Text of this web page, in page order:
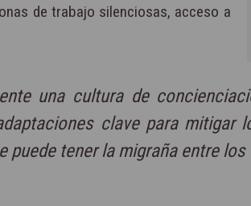
de trabajo silenciosas, acceso a
una cultura de
clave para mitigar
puede tener la migraña entre